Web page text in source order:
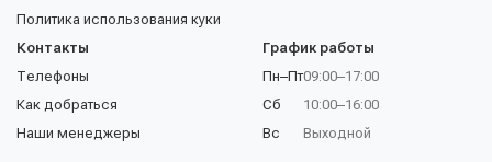
Политика использования куки
Контакты
Телефоны
Как добраться
Наши менеджеры
График работы
Пн–Пт
Сб
Вс
09:00–17:00
10:00–16:00
Выходной